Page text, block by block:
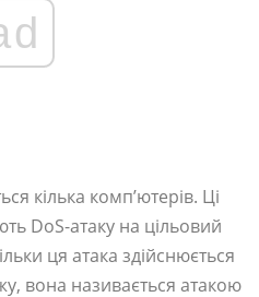
кілька комп’ютерів. Ці
DoS-атаку на цільовий
ця атака здійснюється
вона називається атакою